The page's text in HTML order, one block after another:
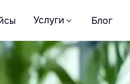
Услуги Блог